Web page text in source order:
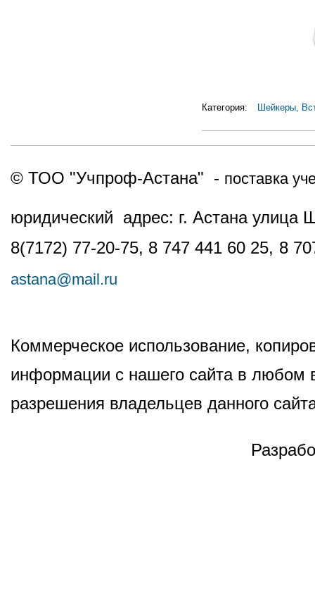
Категория: Шейкеры,
© ТОО "Учпроф-Астана" - поставка
юридический адрес: г. Астана
8(7172) 77-20-75, 8 747 441 60 25, 8
astana@mail.ru
Коммерческое использование,
информации с нашего сайта в любом
разрешения владельцев данного